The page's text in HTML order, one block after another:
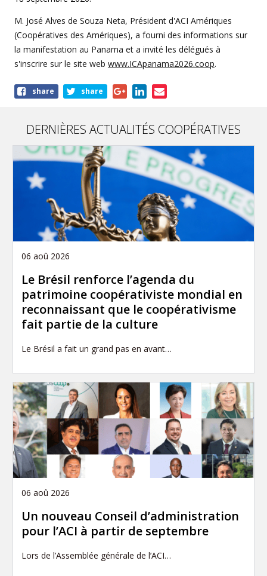
M. José Alves de Souza Neta, Président d'ACI Amériques
(Coopératives des Amériques), a fourni des informations sur
la manifestation au Panama et a invité les délégués à
s'inscrire sur le site web www.ICApanama2026.coop.
Shareshare share
DERNIÈRES ACTUALITÉS COOPÉRATIVES
06 aoû 2026
Le Brésil renforce l’agenda du
patrimoine coopérativiste mondial en
reconnaissant que le coopérativisme
fait partie de la culture
Le Brésil a fait un grand pas en avant…
06 aoû 2026
Un nouveau Conseil d’administration
pour l’ACI à partir de septembre
Lors de l’Assemblée générale de l’ACI…